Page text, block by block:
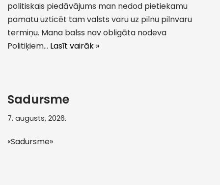
politiskais piedāvājums man nedod pietiekamu
pamatu uzticēt tam valsts varu uz pilnu pilnvaru
termiņu. Mana balss nav obligāta nodeva
Politiķiem… Lasīt vairāk »
Sadursme
7. augusts, 2026.
«Sadursme»